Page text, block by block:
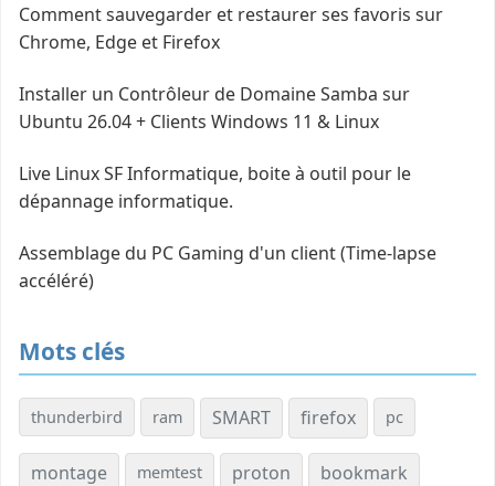
Comment sauvegarder et restaurer ses favoris sur
Chrome, Edge et Firefox
Installer un Contrôleur de Domaine Samba sur
Ubuntu 26.04 + Clients Windows 11 & Linux
Live Linux SF Informatique, boite à outil pour le
dépannage informatique.
Assemblage du PC Gaming d'un client (Time-lapse
accéléré)
Mots clés
thunderbird ram SMART firefox pc
montage memtest proton bookmark